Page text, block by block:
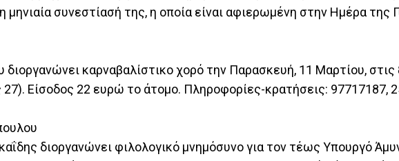
μηνιαία συνεστίασή της, η οποία είναι αφιερωμένη στην Ημέρα της
διοργανώνει καρναβαλίστικο χορό την Παρασκευή, 11 Μαρτίου, στις
Είσοδος 22 ευρώ το άτομο. Πληροφορίες-κρατήσεις: 97717187,
διοργανώνει φιλολογικό μνημόσυνο για τον τέως Υπουργό